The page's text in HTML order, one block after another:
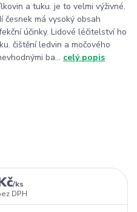
a tuku. je to velmi výživné.
česnek má vysoký obsah
účinky. Lidové léčitelství ho
čištění ledvin a močového
ba... celý popis
/ks
DPH